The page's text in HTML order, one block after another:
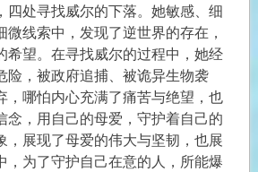
四处寻找威尔的下落。她敏感、细
微线索中，发现了逆世界的存在，
希望。在寻找威尔的过程中，她经
险，被政府追捕、被诡异生物袭
，哪怕内心充满了痛苦与绝望，也
念，用自己的母爱，守护着自己的
，展现了母爱的伟大与坚韧，也展
，为了守护自己在意的人，所能爆